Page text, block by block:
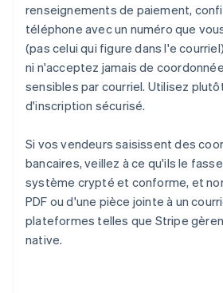
renseignements de paiement,
téléphone avec un numéro que
(pas celui qui figure dans l'e
ni n'acceptez jamais de
sensibles par courriel. Utilisez
d'inscription sécurisé.
Si vos vendeurs saisissent des
bancaires, veillez à ce qu'ils le
système crypté et conforme, et
PDF ou d'une pièce jointe à un
plateformes telles que Stripe
native.